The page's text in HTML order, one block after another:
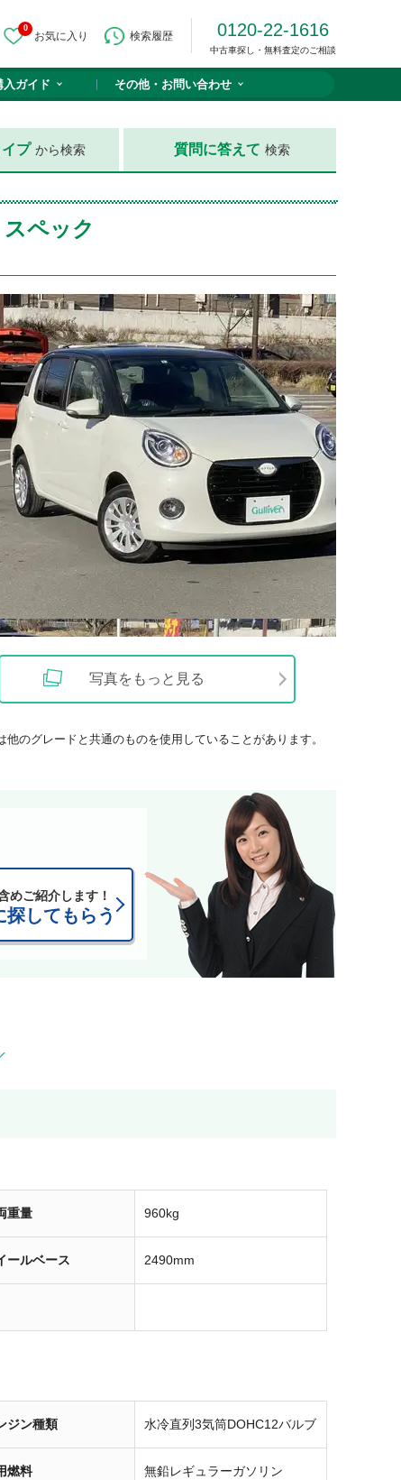
0
お気に入り 検索履歴 0120-22-1616
中古車探し・無料査定のご相談
入ガイド その他・ お問い合わせ
プ から検索 質問に答えて 検索
ペック
写真をもっと見る
他のグレードと共通のものを使用していることがあります。
めご紹介します！
探してもらう
重量 960kg
ールベース 2490mm
ジン種類 水冷直列3気筒DOHC12バルブ
燃料 無鉛レギュラーガソリン